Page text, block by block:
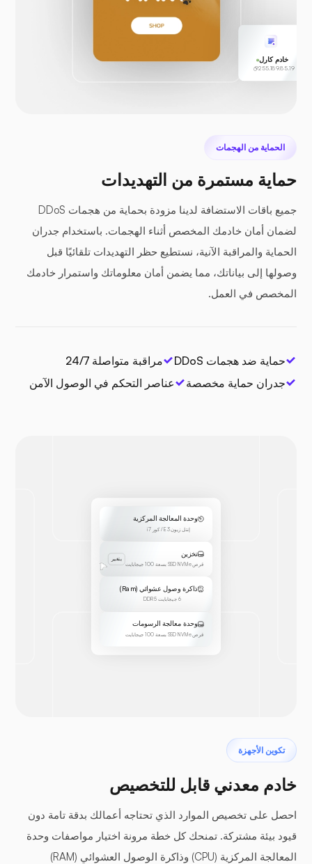
خادم كارل
255.189.85.19
الحماية من الهجمات
حماية مستمرة من التهديدات
جميع باقات الاستضافة لدينا مزودة بحماية من هجمات DDoS
لضمان أمان خادمك المخصص أثناء الهجمات. باستخدام جدران
الحماية والمراقبة الآنية، نستطيع حظر التهديدات تلقائيًا قبل
وصولها إلى بياناتك، مما يضمن أمان معلوماتك واستمرار خادمك
المخصص في العمل.
حماية ضد هجمات DDoS
مراقبة متواصلة 24/7
جدران حماية مخصصة
عناصر التحكم في الوصول الآمن
تكوين الأجهزة
خادم معدني قابل للتخصيص
احصل على تخصيص الموارد الذي تحتاجه أعمالك بدقة تامة دون
قيود بيئة مشتركة. تمنحك كل خطة مرونة اختيار مواصفات وحدة
المعالجة المركزية (CPU) وذاكرة الوصول العشوائي (RAM)
وحدة المعالجة المركزية
إنتل زيون E3 / كور i7
تخزين
قرص SSD NVMe بسعة 100 جيجابايت
يتغير
ذاكرة وصول عشوائي (Ram)
6 جيجابايت DDR5
وحدة معالجة الرسومات
قرص SSD NVMe بسعة 100 جيجابايت